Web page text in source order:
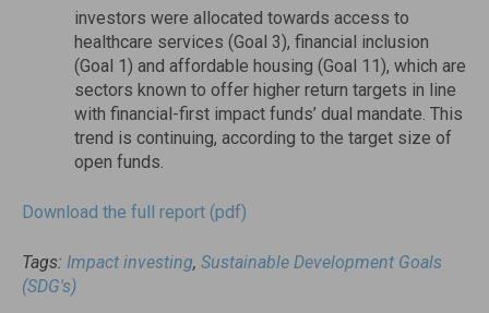
investors were allocated towards access to
healthcare services (Goal 3), financial inclusion
(Goal 1) and affordable housing (Goal 11), which are
sectors known to offer higher return targets in line
with financial-first impact funds’ dual mandate. This
trend is continuing, according to the target size of
open funds.
Download the full report (pdf)
Tags: Impact investing, Sustainable Development Goals
(SDG's)